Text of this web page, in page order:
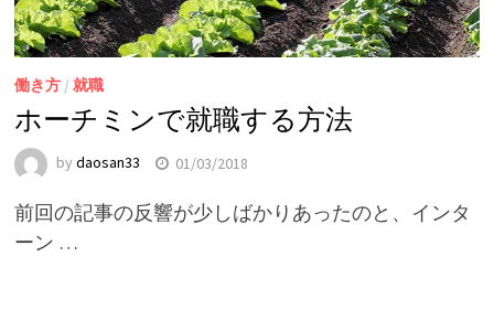
働き方/ 就職
ホーチミンで就職する方法
by daosan33 01/03/2018
前回の記事の反響が少しばかりあったのと、インタ
ーン …